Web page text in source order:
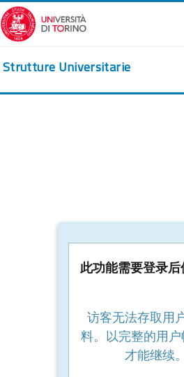
跳到主要内容
Strutture Universitarie
此功能需要登录后
访客无法存取用
料。以完整的用
才能继续。